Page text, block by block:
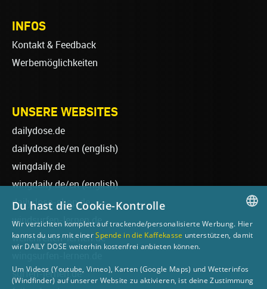
INFOS
Kontakt & Feedback
Werbemöglichkeiten
UNSERE WEBSITES
dailydose.de
dailydose.de/en (english)
wingdaily.de
wingdaily.de/en(english)
dailydose-shop.de
windsurfen-lernen.de
wellenreiten-lernen.de
surfen-lernen.de
GERMAN
Du hast die Cookie-Kontrolle
Wir verzichten komplett auf trackende/personalisierte Werbung. Hier
kannst du uns mit einerSpende in die Kaffekasse unterstützen, damit
wir DAILY DOSE weiterhin kostenfrei anbieten können.
Um Videos (Youtube, Vimeo), Karten (Google Maps) und Wetterinfos
(Windfinder) auf unserer Website zu aktivieren, ist deine Zustimmung